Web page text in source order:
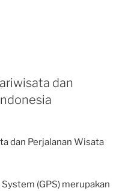
dan
dan Perjalanan Wisata
(GPS) merupakan